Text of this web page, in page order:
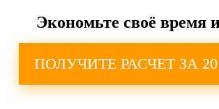
Экономьте своё время
ПОЛУЧИТЕ РАСЧЕТ ЗА